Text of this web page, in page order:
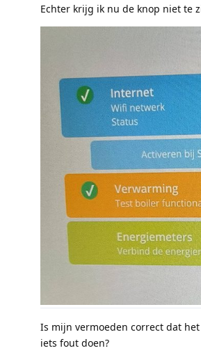
Echter krijg ik nu de knop niet te
Is mijn vermoeden correct dat
iets fout doen?